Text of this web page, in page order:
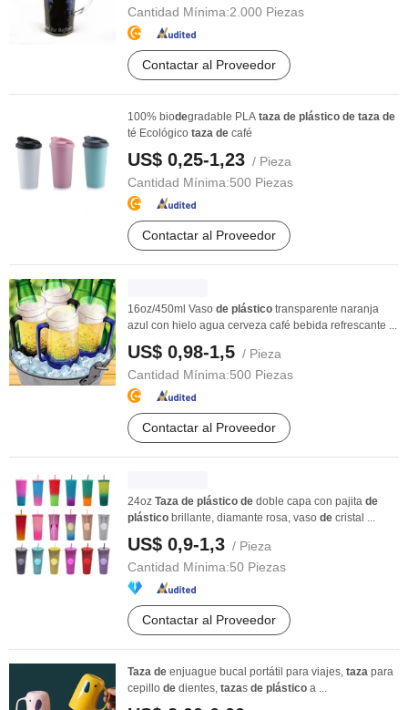
Cantidad Mínima:2.000 Piezas
Contactar al Proveedor
100% biodegradable PLA taza de plástico de taza de
té Ecológico taza de café
US$ 0,25-1,23 / Pieza
Cantidad Mínima:500 Piezas
Contactar al Proveedor
16oz/450ml Vaso de plástico transparente naranja
azul con hielo agua cerveza café bebida refrescante ...
US$ 0,98-1,5 / Pieza
Cantidad Mínima:500 Piezas
Contactar al Proveedor
24oz Taza de plástico de doble capa con pajita de
plástico brillante, diamante rosa, vaso de cristal ...
US$ 0,9-1,3 / Pieza
Cantidad Mínima:50 Piezas
Contactar al Proveedor
Taza de enjuague bucal portátil para viajes, taza para
cepillo de dientes, tazas de plástico a ...